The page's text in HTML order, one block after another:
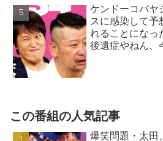
ケンドーコバヤ
スに感染して予
れることになっ
後遺症やねん、
この番組の人気記事
爆笑問題・太田